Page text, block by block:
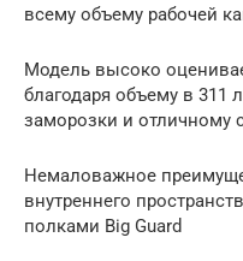
всему объему рабочей
Модель высоко
благодаря объему в 311
заморозки и отличному
Немаловажное
внутреннего
полками Big Guard